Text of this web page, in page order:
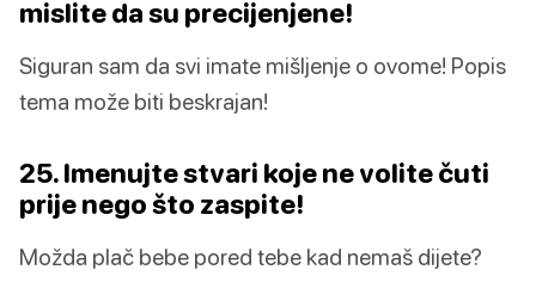
mislite da su precijenjene!
Siguran sam da svi imate mišljenje o ovome! Popis
tema može biti beskrajan!
25. Imenujte stvari koje ne volite čuti
prije nego što zaspite!
Možda plač bebe pored tebe kad nemaš dijete?